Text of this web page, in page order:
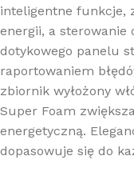
inteligentne funkcje,
energii, a sterowanie
dotykowego panelu
raportowaniem
zbiornik wyłożony
Super Foam
energetyczną.
dopasowuje się do